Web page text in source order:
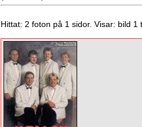
Hittat: 2 foton på 1 sidor. Visar: bild 1